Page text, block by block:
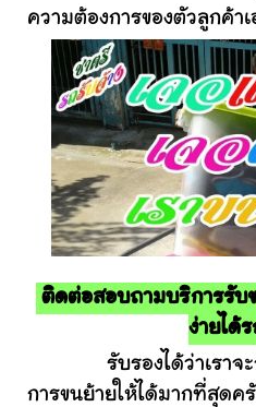
ความต้องการของตัวลูกค้า
ติดต่อสอบถามบริการรับ
ง่ายได้ร
รับรองได้ว่าเราจะจั
การขนย้ายให้ได้มากที่สุด